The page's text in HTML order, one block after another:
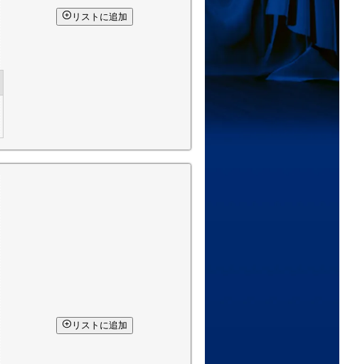
リストに追加
リストに追加